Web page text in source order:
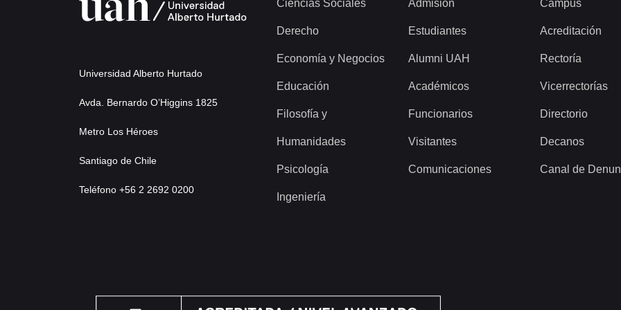
Universidad Alberto Hurtado
Avda. Bernardo O’Higgins 1825
Metro Los Héroes
Santiago de Chile
Teléfono +56 2 2692 0200
Ciencias Sociales
Derecho
Economía y Negocios
Educación
Filosofía y
Humanidades
Psicología
Ingeniería
Admisión
Estudiantes
Alumni UAH
Académicos
Funcionarios
Visitantes
Comunicaciones
Campus
Acreditación
Rectoría
Vicerrectorías
Directorio
Decanos
Canal de